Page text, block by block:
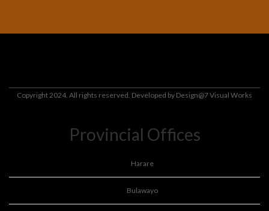
Copyright 2024. All rights reserved. Developed by Design@7 Visual Works
Provincial Offices
Harare
Bulawayo